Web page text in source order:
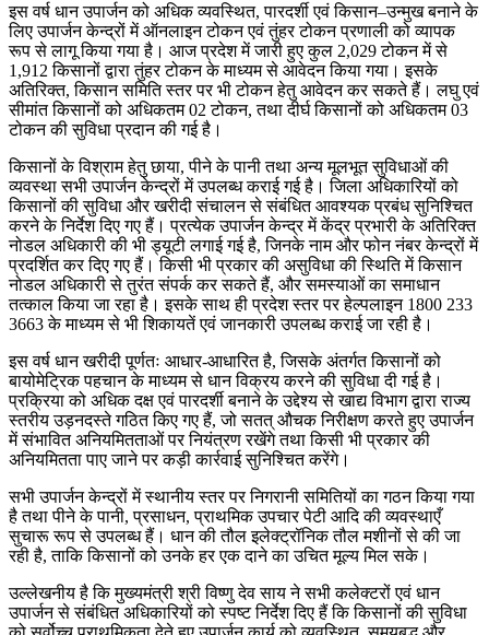
इस वर्ष धान उपार्जन को अधिक व्यवस्थित, पारदर्शी एवं किसान–उन्मुख बनाने के
लिए उपार्जन केन्द्रों में ऑनलाइन टोकन एवं तुंहर टोकन प्रणाली को व्यापक
रूप से लागू किया गया है। आज प्रदेश में जारी हुए कुल 2,029 टोकन में से
1,912 किसानों द्वारा तुंहर टोकन के माध्यम से आवेदन किया गया। इसके
अतिरिक्त, किसान समिति स्तर पर भी टोकन हेतु आवेदन कर सकते हैं। लघु एवं
सीमांत किसानों को अधिकतम 02 टोकन, तथा दीर्घ किसानों को अधिकतम 03
टोकन की सुविधा प्रदान की गई है।
किसानों के विश्राम हेतु छाया, पीने के पानी तथा अन्य मूलभूत सुविधाओं की
व्यवस्था सभी उपार्जन केन्द्रों में उपलब्ध कराई गई है। जिला अधिकारियों को
किसानों की सुविधा और खरीदी संचालन से संबंधित आवश्यक प्रबंध सुनिश्चित
करने के निर्देश दिए गए हैं। प्रत्येक उपार्जन केन्द्र में केंद्र प्रभारी के अतिरिक्त
नोडल अधिकारी की भी ड्यूटी लगाई गई है, जिनके नाम और फोन नंबर केन्द्रों में
प्रदर्शित कर दिए गए हैं। किसी भी प्रकार की असुविधा की स्थिति में किसान
नोडल अधिकारी से तुरंत संपर्क कर सकते हैं, और समस्याओं का समाधान
तत्काल किया जा रहा है। इसके साथ ही प्रदेश स्तर पर हेल्पलाइन 1800 233
3663 के माध्यम से भी शिकायतें एवं जानकारी उपलब्ध कराई जा रही है।
इस वर्ष धान खरीदी पूर्णतः आधार-आधारित है, जिसके अंतर्गत किसानों को
बायोमेट्रिक पहचान के माध्यम से धान विक्रय करने की सुविधा दी गई है।
प्रक्रिया को अधिक दक्ष एवं पारदर्शी बनाने के उद्देश्य से खाद्य विभाग द्वारा राज्य
स्तरीय उड़नदस्ते गठित किए गए हैं, जो सतत् औचक निरीक्षण करते हुए उपार्जन
में संभावित अनियमितताओं पर नियंत्रण रखेंगे तथा किसी भी प्रकार की
अनियमितता पाए जाने पर कड़ी कार्रवाई सुनिश्चित करेंगे।
सभी उपार्जन केन्द्रों में स्थानीय स्तर पर निगरानी समितियों का गठन किया गया
है तथा पीने के पानी, प्रसाधन, प्राथमिक उपचार पेटी आदि की व्यवस्थाएँ
सुचारू रूप से उपलब्ध हैं। धान की तौल इलेक्ट्रॉनिक तौल मशीनों से की जा
रही है, ताकि किसानों को उनके हर एक दाने का उचित मूल्य मिल सके।
उल्लेखनीय है कि मुख्यमंत्री श्री विष्णु देव साय ने सभी कलेक्टरों एवं धान
उपार्जन से संबंधित अधिकारियों को स्पष्ट निर्देश दिए हैं कि किसानों की सुविधा